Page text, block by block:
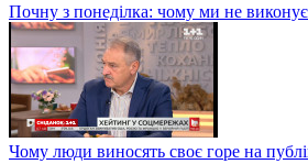
Почну з понеділка: чому ми не
Чому люди виносять своє горе на